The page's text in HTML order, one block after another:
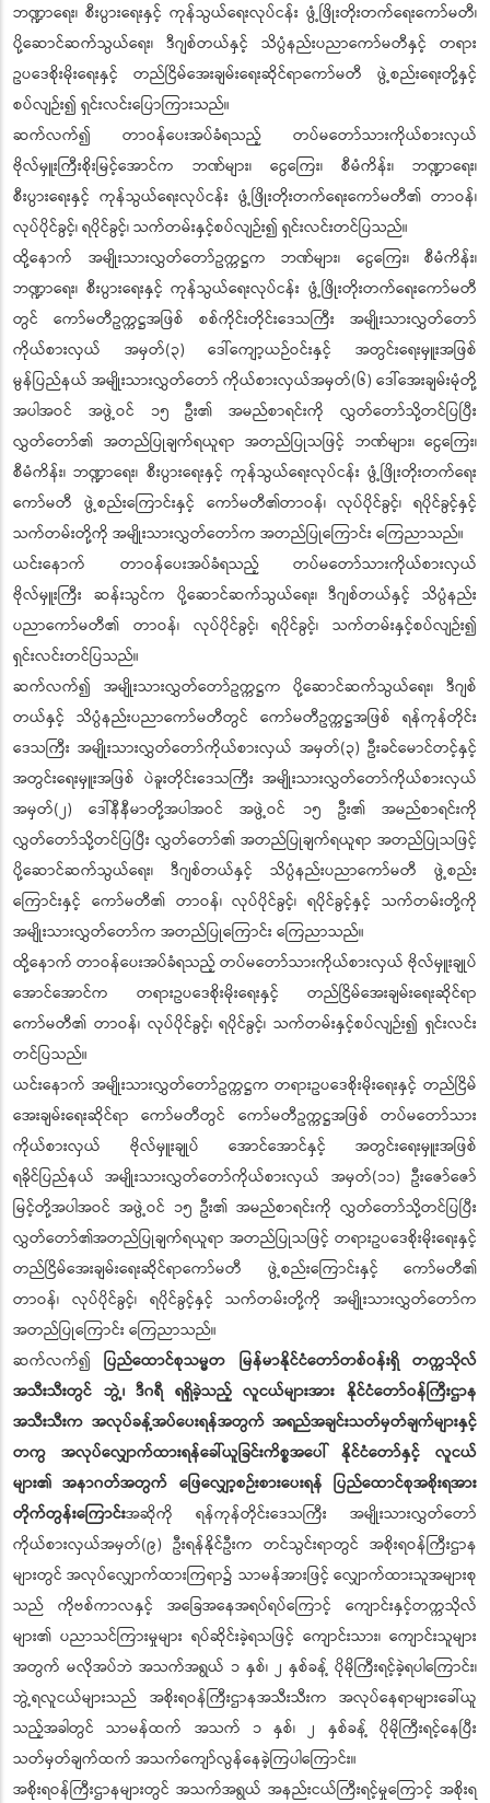
ဘဏ္ဍာရေး၊ စီးပွားရေးနှင့် ကုန်သွယ်ရေးလုပ်ငန်း ဖွံ့ဖြိုးတိုးတက်ရေးကော်မတီ၊
ပို့ဆောင်ဆက်သွယ်ရေး၊ ဒီဂျစ်တယ်နှင့် သိပ္ပံနည်းပညာကော်မတီနှင့် တရား
ဥပဒေစိုးမိုးရေးနှင့် တည်ငြိမ်အေးချမ်းရေးဆိုင်ရာကော်မတီ ဖွဲ့စည်းရေးတို့နှင့်
စပ်လျဉ်း၍ ရှင်းလင်းပြောကြားသည်။
ဆက်လက်၍ တာဝန်ပေးအပ်ခံရသည့် တပ်မတော်သားကိုယ်စားလှယ်
ဗိုလ်မှူးကြီးစိုးမြင့်အောင်က ဘဏ်များ၊ ငွေကြေး၊ စီမံကိန်း၊ ဘဏ္ဍာရေး၊
စီးပွားရေးနှင့် ကုန်သွယ်ရေးလုပ်ငန်း ဖွံ့ဖြိုးတိုးတက်ရေးကော်မတီ၏ တာဝန်၊
လုပ်ပိုင်ခွင့်၊ ရပိုင်ခွင့်၊ သက်တမ်းနှင့်စပ်လျဉ်း၍ ရှင်းလင်းတင်ပြသည်။
ထို့နောက် အမျိုးသားလွှတ်တော်ဥက္ကဋ္ဌက ဘဏ်များ၊ ငွေကြေး၊ စီမံကိန်း၊
ဘဏ္ဍာရေး၊ စီးပွားရေးနှင့် ကုန်သွယ်ရေးလုပ်ငန်း ဖွံ့ဖြိုးတိုးတက်ရေးကော်မတီ
တွင် ကော်မတီဥက္ကဋ္ဌအဖြစ် စစ်ကိုင်းတိုင်းဒေသကြီး အမျိုးသားလွှတ်တော်
ကိုယ်စားလှယ် အမှတ်(၃) ဒေါ်ကျော့ယဉ်ဝင်းနှင့် အတွင်းရေးမှူးအဖြစ်
မွန်ပြည်နယ် အမျိုးသားလွှတ်တော် ကိုယ်စားလှယ်အမှတ်(၆) ဒေါ်အေးချမ်းမုံတို့
အပါအဝင် အဖွဲ့ဝင် ၁၅ ဦး၏ အမည်စာရင်းကို လွှတ်တော်သို့တင်ပြပြီး
လွှတ်တော်၏ အတည်ပြုချက်ရယူရာ အတည်ပြုသဖြင့် ဘဏ်များ၊ ငွေကြေး၊
စီမံကိန်း၊ ဘဏ္ဍာရေး၊ စီးပွားရေးနှင့် ကုန်သွယ်ရေးလုပ်ငန်း ဖွံ့ဖြိုးတိုးတက်ရေး
ကော်မတီ ဖွဲ့စည်းကြောင်းနှင့် ကော်မတီ၏တာဝန်၊ လုပ်ပိုင်ခွင့်၊ ရပိုင်ခွင့်နှင့်
သက်တမ်းတို့ကို အမျိုးသားလွှတ်တော်က အတည်ပြုကြောင်း ကြေညာသည်။
ယင်းနောက် တာဝန်ပေးအပ်ခံရသည့် တပ်မတော်သားကိုယ်စားလှယ်
ဗိုလ်မှူးကြီး ဆန်းသွင်က ပို့ဆောင်ဆက်သွယ်ရေး၊ ဒီဂျစ်တယ်နှင့် သိပ္ပံနည်း
ပညာကော်မတီ၏ တာဝန်၊ လုပ်ပိုင်ခွင့်၊ ရပိုင်ခွင့်၊ သက်တမ်းနှင့်စပ်လျဉ်း၍
ရှင်းလင်းတင်ပြသည်။
ဆက်လက်၍ အမျိုးသားလွှတ်တော်ဥက္ကဋ္ဌက ပို့ဆောင်ဆက်သွယ်ရေး၊ ဒီဂျစ်
တယ်နှင့် သိပ္ပံနည်းပညာကော်မတီတွင် ကော်မတီဥက္ကဋ္ဌအဖြစ် ရန်ကုန်တိုင်း
ဒေသကြီး အမျိုးသားလွှတ်တော်ကိုယ်စားလှယ် အမှတ်(၃) ဦးခင်မောင်တင့်နှင့်
အတွင်းရေးမှူးအဖြစ် ပဲခူးတိုင်းဒေသကြီး အမျိုးသားလွှတ်တော်ကိုယ်စားလှယ်
အမှတ်(၂) ဒေါ်နီနီမာတို့အပါအဝင် အဖွဲ့ဝင် ၁၅ ဦး၏ အမည်စာရင်းကို
လွှတ်တော်သို့တင်ပြပြီး လွှတ်တော်၏ အတည်ပြုချက်ရယူရာ အတည်ပြုသဖြင့်
ပို့ဆောင်ဆက်သွယ်ရေး၊ ဒီဂျစ်တယ်နှင့် သိပ္ပံနည်းပညာကော်မတီ ဖွဲ့စည်း
ကြောင်းနှင့် ကော်မတီ၏ တာဝန်၊ လုပ်ပိုင်ခွင့်၊ ရပိုင်ခွင့်နှင့် သက်တမ်းတို့ကို
အမျိုးသားလွှတ်တော်က အတည်ပြုကြောင်း ကြေညာသည်။
ထို့နောက် တာဝန်ပေးအပ်ခံရသည့် တပ်မတော်သားကိုယ်စားလှယ် ဗိုလ်မှူးချုပ်
အောင်အောင်က တရားဥပဒေစိုးမိုးရေးနှင့် တည်ငြိမ်အေးချမ်းရေးဆိုင်ရာ
ကော်မတီ၏ တာဝန်၊ လုပ်ပိုင်ခွင့်၊ ရပိုင်ခွင့်၊ သက်တမ်းနှင့်စပ်လျဉ်း၍ ရှင်းလင်း
တင်ပြသည်။
ယင်းနောက် အမျိုးသားလွှတ်တော်ဥက္ကဋ္ဌက တရားဥပဒေစိုးမိုးရေးနှင့် တည်ငြိမ်
အေးချမ်းရေးဆိုင်ရာ ကော်မတီတွင် ကော်မတီဥက္ကဋ္ဌအဖြစ် တပ်မတော်သား
ကိုယ်စားလှယ် ဗိုလ်မှူးချုပ် အောင်အောင်နှင့် အတွင်းရေးမှူးအဖြစ်
ရခိုင်ပြည်နယ် အမျိုးသားလွှတ်တော်ကိုယ်စားလှယ် အမှတ်(၁၁) ဦးဇော်ဇော်
မြင့်တို့အပါအဝင် အဖွဲ့ဝင် ၁၅ ဦး၏ အမည်စာရင်းကို လွှတ်တော်သို့တင်ပြပြီး
လွှတ်တော်၏အတည်ပြုချက်ရယူရာ အတည်ပြုသဖြင့် တရားဥပဒေစိုးမိုးရေးနှင့်
တည်ငြိမ်အေးချမ်းရေးဆိုင်ရာကော်မတီ ဖွဲ့စည်းကြောင်းနှင့် ကော်မတီ၏
တာဝန်၊ လုပ်ပိုင်ခွင့်၊ ရပိုင်ခွင့်နှင့် သက်တမ်းတို့ကို အမျိုးသားလွှတ်တော်က
အတည်ပြုကြောင်း ကြေညာသည်။
ဆက်လက်၍ပြည်ထောင်စုသမ္မတ မြန်မာနိုင်ငံတော်တစ်ဝန်းရှိ တက္ကသိုလ်
အသီးသီးတွင် ဘွဲ့၊ ဒီဂရီ ရရှိခဲ့သည့် လူငယ်များအား နိုင်ငံတော်ဝန်ကြီးဌာန
အသီးသီးက အလုပ်ခန့်အပ်ပေးရန်အတွက် အရည်အချင်းသတ်မှတ်ချက်များနှင့်
တကွ အလုပ်လျှောက်ထားရန်ခေါ်ယူခြင်းကိစ္စအပေါ် နိုင်ငံတော်နှင့် လူငယ်
များ၏ အနာဂတ်အတွက် ဖြေလျှော့စဉ်းစားပေးရန် ပြည်ထောင်စုအစိုးရအား
တိုက်တွန်းကြောင်းအဆိုကို ရန်ကုန်တိုင်းဒေသကြီး အမျိုးသားလွှတ်တော်
ကိုယ်စားလှယ်အမှတ်(၉) ဦးရန်နိုင်ဦးက တင်သွင်းရာတွင် အစိုးရဝန်ကြီးဌာန
များတွင် အလုပ်လျှောက်ထားကြရာ၌ သာမန်အားဖြင့် လျှောက်ထားသူအများစု
သည် ကိုဗစ်ကာလနှင့် အခြေအနေအရပ်ရပ်ကြောင့် ကျောင်းနှင့်တက္ကသိုလ်
များ၏ ပညာသင်ကြားမှုများ ရပ်ဆိုင်းခဲ့ရသဖြင့် ကျောင်းသား၊ ကျောင်းသူများ
အတွက် မလိုအပ်ဘဲ အသက်အရွယ် ၁ နှစ်၊ ၂ နှစ်ခန့် ပိုမိုကြီးရင့်ခဲ့ရပါကြောင်း၊
ဘွဲ့ရလူငယ်များသည် အစိုးရဝန်ကြီးဌာနအသီးသီးက အလုပ်နေရာများခေါ်ယူ
သည့်အခါတွင် သာမန်ထက် အသက် ၁ နှစ်၊ ၂ နှစ်ခန့် ပိုမိုကြီးရင့်နေပြီး
သတ်မှတ်ချက်ထက် အသက်ကျော်လွန်နေခဲ့ကြပါကြောင်း။
အစိုးရဝန်ကြီးဌာနများတွင် အသက်အရွယ် အနည်းငယ်ကြီးရင့်မှုကြောင့် အစိုးရ